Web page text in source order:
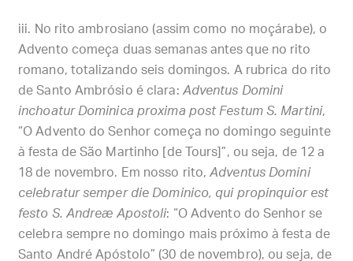
No rito ambrosiano (assim como no moçárabe), o
Advento começa duas semanas antes que no rito
romano, totalizando seis domingos. A rubrica do rito
de Santo Ambrósio é clara: Adventus Domini
inchoatur Dominica proxima post Festum S. Martini,
“O Advento do Senhor começa no domingo seguinte
à festa de São Martinho [de Tours]”, ou seja, de 12 a
18 de novembro. Em nosso rito,Adventus Domini
celebratur semper die Dominico, qui propinquior est
festo S. Andreæ Apostoli: “O Advento do Senhor se
celebra sempre no domingo mais próximo à festa de
Santo André Apóstolo” (30 de novembro), ou seja, de